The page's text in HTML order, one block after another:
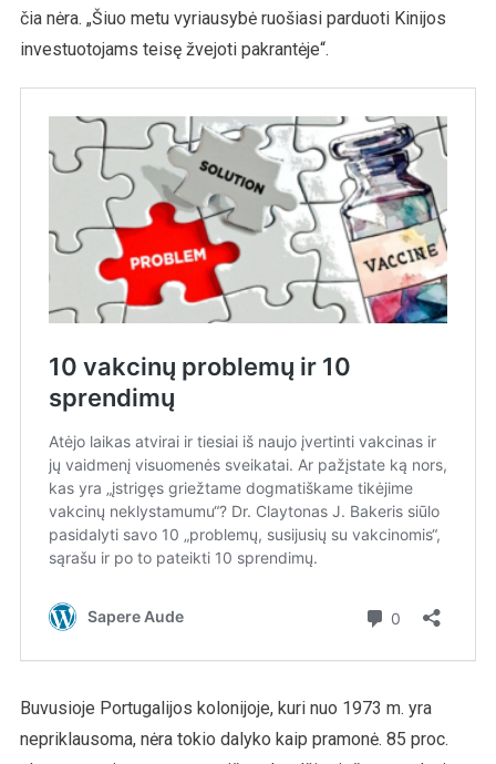
čia nėra. „Šiuo metu vyriausybė ruošiasi parduoti Kinijos
investuotojams teisę žvejoti pakrantėje“.
Buvusioje Portugalijos kolonijoje, kuri nuo 1973 m. yra
nepriklausoma, nėra tokio dalyko kaip pramonė. 85 proc.